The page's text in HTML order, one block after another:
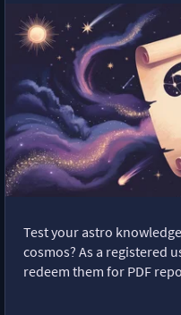
Test your astro
cosmos? As a registered
redeem them for PDF